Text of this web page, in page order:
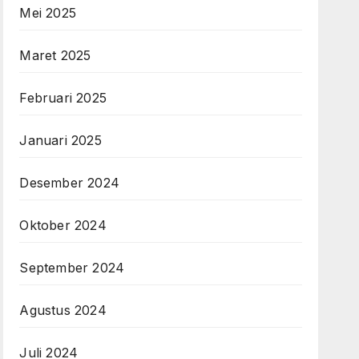
Mei 2025
Maret 2025
Februari 2025
Januari 2025
Desember 2024
Oktober 2024
September 2024
Agustus 2024
Juli 2024